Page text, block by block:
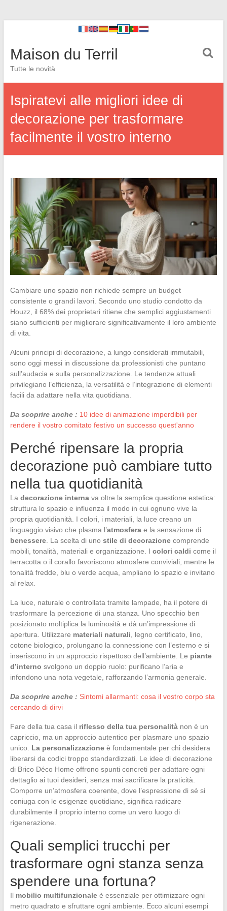
Maison du Terril
Tutte le novità
Ispiratevi alle migliori idee di
decorazione per trasformare
facilmente il vostro interno
Cambiare uno spazio non richiede sempre un budget
consistente o grandi lavori. Secondo uno studio condotto da
Houzz, il 68% dei proprietari ritiene che semplici aggiustamenti
siano sufficienti per migliorare significativamente il loro ambiente
di vita.
Alcuni principi di decorazione, a lungo considerati immutabili,
sono oggi messi in discussione da professionisti che puntano
sull’audacia e sulla personalizzazione. Le tendenze attuali
privilegiano l’efficienza, la versatilità e l’integrazione di elementi
facili da adattare nella vita quotidiana.
Da scoprire anche : 10 idee di animazione imperdibili per
rendere il vostro comitato festivo un successo quest'anno
Perché ripensare la propria
decorazione può cambiare tutto
nella tua quotidianità
La decorazione internava oltre la semplice questione estetica:
struttura lo spazio e influenza il modo in cui ognuno vive la
propria quotidianità. I colori, i materiali, la luce creano un
linguaggio visivo che plasma l’atmosferae la sensazione di
benessere. La scelta di uno stile di decorazionecomprende
mobili, tonalità, materiali e organizzazione. I colori caldi come il
terracotta o il corallo favoriscono atmosfere conviviali, mentre le
tonalità fredde, blu o verde acqua, ampliano lo spazio e invitano
al relax.
La luce, naturale o controllata tramite lampade, ha il potere di
trasformare la percezione di una stanza. Uno specchio ben
posizionato moltiplica la luminosità e dà un’impressione di
apertura. Utilizzare materiali naturali , legno certificato, lino,
cotone biologico, prolungano la connessione con l’esterno e si
inseriscono in un approccio rispettoso dell’ambiente. Le piante
d’interno svolgono un doppio ruolo: purificano l’aria e
infondono una nota vegetale, rafforzando l’armonia generale.
Da scoprire anche : Sintomi allarmanti: cosa il vostro corpo sta
cercando di dirvi
Fare della tua casa il riflesso della tua personalitànon è un
capriccio, ma un approccio autentico per plasmare uno spazio
unico. La personalizzazioneè fondamentale per chi desidera
liberarsi da codici troppo standardizzati. Le idee di decorazione
di Brico Déco Home offrono spunti concreti per adattare ogni
dettaglio ai tuoi desideri, senza mai sacrificare la praticità.
Comporre un’atmosfera coerente, dove l’espressione di sé si
coniuga con le esigenze quotidiane, significa radicare
durabilmente il proprio interno come un vero luogo di
rigenerazione.
Quali semplici trucchi per
trasformare ogni stanza senza
spendere una fortuna?
Il mobilio multifunzionaleè essenziale per ottimizzare ogni
metro quadrato e sfruttare ogni ambiente. Ecco alcuni esempi